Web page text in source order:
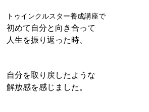
トゥインクルスター養成講座で
初めて自分と向き合って
人生を振り返った時、
自分を取り戻したような
解放感を感じました。